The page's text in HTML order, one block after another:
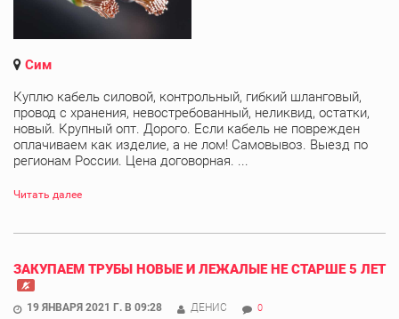
Сим
Куплю кабель силовой, контрольный, гибкий шланговый,
провод с хранения, невостребованный, неликвид, остатки,
новый. Крупный опт. Дорого. Если кабель не поврежден
оплачиваем как изделие, а не лом! Самовывоз. Выезд по
регионам России. Цена договорная. ...
Читать далее
ЗАКУПАЕМ ТРУБЫ НОВЫЕ И ЛЕЖАЛЫЕ НЕ СТАРШЕ 5 ЛЕТ
19 ЯНВАРЯ 2021 Г. В 09:28 ДЕНИС 0